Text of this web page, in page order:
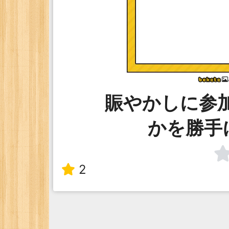
賑やかしに参
かを勝手
2